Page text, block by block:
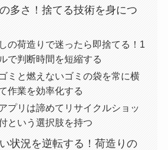
多さ！捨てる技術を身につ
の荷造りで迷ったら即捨てる！1
で判断時間を短縮する
ミと燃えないゴミの袋を常に横
作業を効率化する
プリは諦めてリサイクルショッ
という選択肢を持つ
状況を逆転する！荷造りの